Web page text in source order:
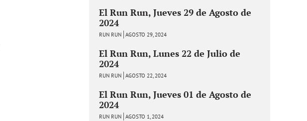
El Run Run, Jueves 29 de Agosto de
2024
RUN RUN AGOSTO 29, 2024
El Run Run, Lunes 22 de Julio de
2024
RUN RUN AGOSTO 22, 2024
El Run Run, Jueves 01 de Agosto de
2024
RUN RUN AGOSTO 1, 2024